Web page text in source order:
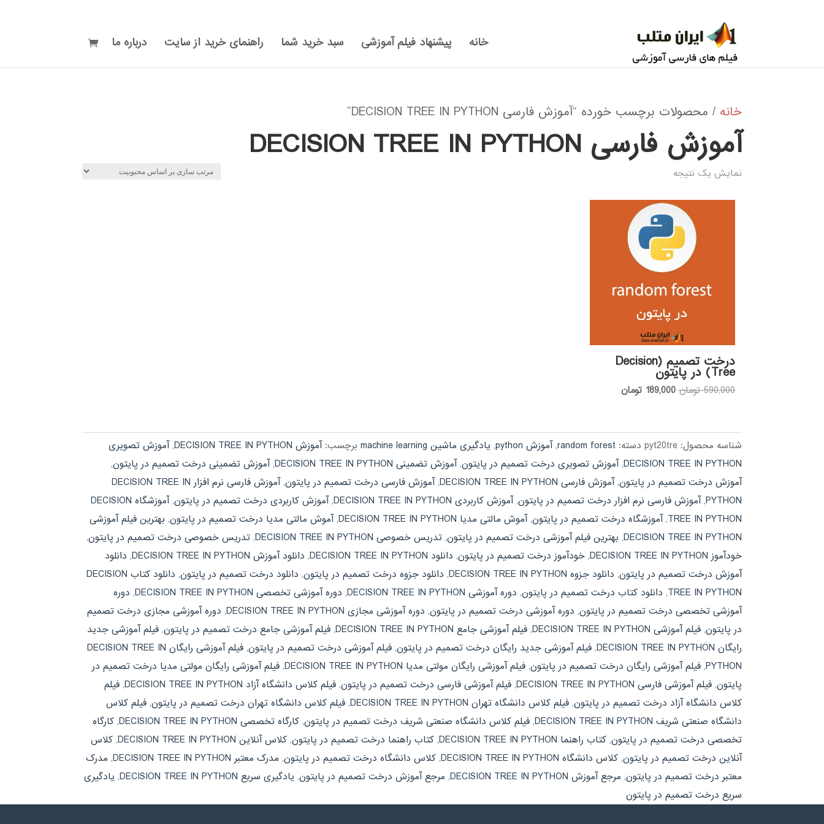
خانه پیشنهاد فیلم آموزشی سبد خرید شما راهنمای خرید از سایت درباره ما
خانه / محصولات برچسب خورده “آموزش فارسی DECISION TREE IN PYTHON”
آموزش فارسی DECISION TREE IN PYTHON
نمایش یک نتیجه
درخت تصمیم (Decision
Tree) در پایتون
590,000 تومان قیمت
بود.
189,000 تومان
شناسه محصول:pyt20tre دسته: random forest
,آموزش python , یادگیری ماشین machine learning برچسب:آموزش DECISION TREE IN PYTHON ,آموزش تصویری
DECISION TREE IN PYTHON
,آموزش تصویری درخت تصمیم در پایتون,آموزش تضمینی DECISION TREE IN PYTHON ,آموزش تضمینی درخت تصمیم در پایتون,
آموزش درخت تصمیم در پایتون,آموزش فارسی DECISION TREE IN PYTHON ,آموزش فارسی درخت تصمیم در پایتون,
آموزش فارسی نرم افزار DECISION TREE IN
PYTHON
,آموزش فارسی نرم افزار درخت تصمیم در پایتون,آموزش کاربردی DECISION TREE IN PYTHON ,آموزش کاربردی درخت تصمیم در پایتون,
آموزشگاه DECISION
TREE IN PYTHON
,آموزشگاه درخت تصمیم در پایتون,آموش مالتی مدیا DECISION TREE IN PYTHON ,آموش مالتی مدیا درخت تصمیم در پایتون, بهترین فیلم آموزشی
DECISION TREE IN PYTHON
, بهترین فیلم آموزشی درخت تصمیم در پایتون,تدریس خصوصی DECISION TREE IN PYTHON ,تدریس خصوصی درخت تصمیم در پایتون,
خودآموز DECISION TREE IN PYTHON
,خودآموز درخت تصمیم در پایتون, دانلود DECISION TREE IN PYTHON , دانلود آموزش DECISION TREE IN PYTHON , دانلود
آموزش درخت تصمیم در پایتون, دانلود جزوه DECISION TREE IN PYTHON , دانلود جزوه درخت تصمیم در پایتون, دانلود درخت تصمیم در پایتون,
دانلود کتاب DECISION
TREE IN PYTHON
, دانلود کتاب درخت تصمیم در پایتون, دوره آموزشی DECISION TREE IN PYTHON , دوره آموزشی تخصصی DECISION TREE IN PYTHON , دوره
آموزشی تخصصی درخت تصمیم در پایتون, دوره آموزشی درخت تصمیم در پایتون, دوره آموزشی مجازی DECISION TREE IN PYTHON , دوره آموزشی مجازی درخت تصمیم
در پایتون,فیلم آموزشی DECISION TREE IN PYTHON ,فیلم آموزشی جامع DECISION TREE IN PYTHON ,فیلم آموزشی جامع درخت تصمیم در پایتون,فیلم آموزشی جدید
رایگان DECISION TREE IN PYTHON
,فیلم آموزشی جدید رایگان درخت تصمیم در پایتون,فیلم آموزشی درخت تصمیم در پایتون,
فیلم آموزشی رایگان DECISION TREE IN
PYTHON
,فیلم آموزشی رایگان درخت تصمیم در پایتون,فیلم آموزشی رایگان مولتی مدیا DECISION TREE IN PYTHON ,فیلم آموزشی رایگان مولتی مدیا درخت تصمیم در
پایتون,فیلم آموزشی فارسی DECISION TREE IN PYTHON ,فیلم آموزشی فارسی درخت تصمیم در پایتون,فیلم کلاس دانشگاه آزاد DECISION TREE IN PYTHON ,فیلم
کلاس دانشگاه آزاد درخت تصمیم در پایتون,فیلم کلاس دانشگاه تهران DECISION TREE IN PYTHON ,فیلم کلاس دانشگاه تهران درخت تصمیم در پایتون,فیلم کلاس
دانشگاه صنعتی شریف DECISION TREE IN PYTHON
,فیلم کلاس دانشگاه صنعتی شریف درخت تصمیم در پایتون,کارگاه تخصصی DECISION TREE IN PYTHON ,کارگاه
تخصصی درخت تصمیم در پایتون,کتاب راهنما DECISION TREE IN PYTHON ,کتاب راهنما درخت تصمیم در پایتون,کلاس آنلاین DECISION TREE IN PYTHON ,کلاس
آنلاین درخت تصمیم در پایتون,کلاس دانشگاه DECISION TREE IN PYTHON ,کلاس دانشگاه درخت تصمیم در پایتون, مدرک معتبر DECISION TREE IN PYTHON , مدرک
معتبر درخت تصمیم در پایتون, مرجع آموزش DECISION TREE IN PYTHON , مرجع آموزش درخت تصمیم در پایتون, یادگیری سریع DECISION TREE IN PYTHON , یادگیری
سریع درخت تصمیم در پایتون